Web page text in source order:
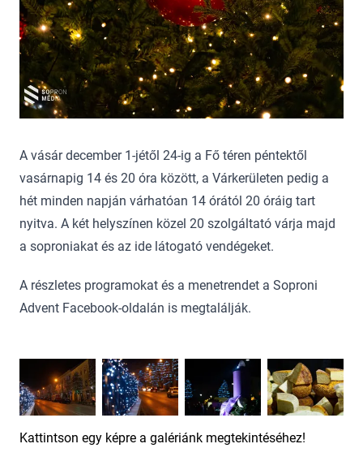
A vásár december 1-jétől 24-ig a Fő téren péntektől
vasárnapig 14 és 20 óra között, a Várkerületen pedig a
hét minden napján várhatóan 14 órától 20 óráig tart
nyitva. A két helyszínen közel 20 szolgáltató várja majd
a soproniakat és az ide látogató vendégeket.
A részletes programokat és a menetrendet a Soproni
Advent Facebook-oldalán is megtalálják.
Kattintson egy képre a galériánk megtekintéséhez!